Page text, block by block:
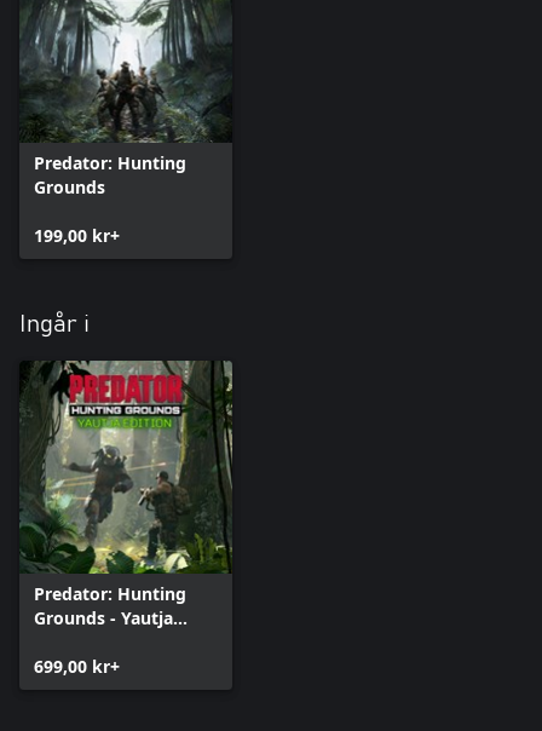
Predator: Hunting
Grounds
199,00 kr+
Ingår i
Predator: Hunting
Grounds - Yautja
699,00 kr+